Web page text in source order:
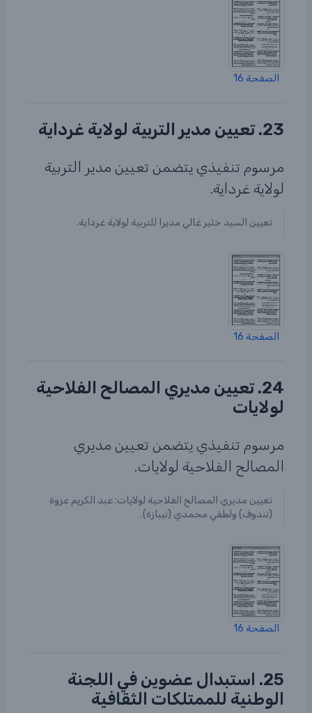
الصفحة 16
23. تعيين مدير التربية لولاية غرداية
مرسوم تنفيذي يتضمن تعيين مدير التربية
لولاية غرداية.
تعيين السيد خثير غالي مديرا للتربية لولاية غرداية.
الصفحة 16
24. تعيين مديري المصالح الفلاحية
لولايات
مرسوم تنفيذي يتضمن تعيين مديري
المصالح الفلاحية لولايات.
تعيين مديري المصالح الفلاحية لولايات: عبد الكريم عزوة
(تندوف) ولطفي محمدي (تيبازة).
الصفحة 16
25. استبدال عضوين في اللجنة
الوطنية للممتلكات الثقافية